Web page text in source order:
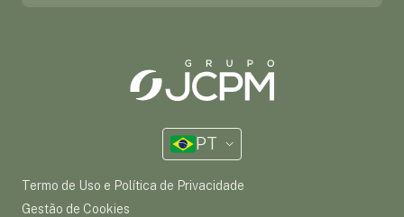
PT
Termo de Uso e Política de Privacidade
Gestão de Cookies